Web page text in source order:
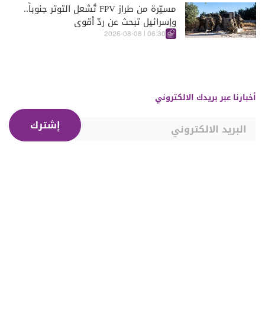
مسيّرة من طراز FPV تُشعل التوتر جنوباً..
وإسرائيل تبحث عن ردّ أقوى
06:30 | 2026-08-08
أخبارنا عبر بريدك الالكتروني
إشترك